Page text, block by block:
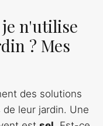
n'utilise
? Mes
des solutions
leur jardin. Une